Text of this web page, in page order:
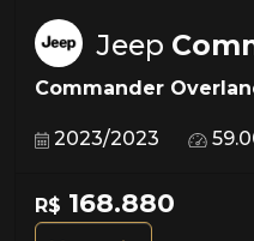
Jeep
Commander
2023/2023
R$ 168.880